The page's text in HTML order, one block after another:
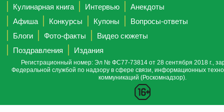
Кулинарная книга
Интервью
Анекдоты
Афиша
Конкурсы Купоны
Вопросы-ответы
Блоги
Фото-факты
Видео сюжеты
Поздравления
Издания
Регистрационный номер: Эл № ФС77-73814 от 28 сентября 2018 г.,
Федеральной службой по надзору в сфере связи, информационных
коммуникаций (Роскомнадзор).